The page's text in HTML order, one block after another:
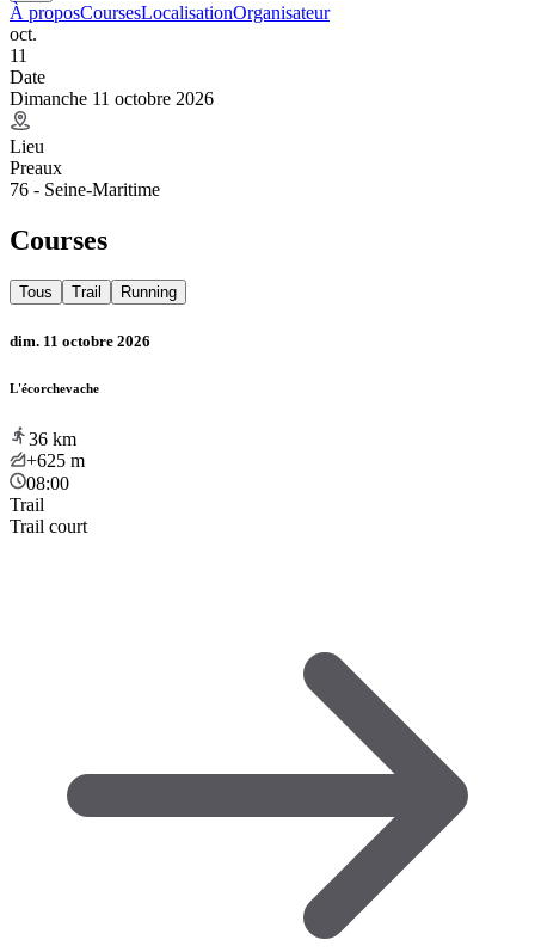
À proposCoursesLocalisationOrganisateur
oct.
11
Date
Dimanche 11 octobre 2026
Lieu
Preaux
76 - Seine-Maritime
Courses
Tous Trail Running
dim. 11 octobre 2026
L'écorchevache
36 km
+625 m
08:00
Trail
Trail court